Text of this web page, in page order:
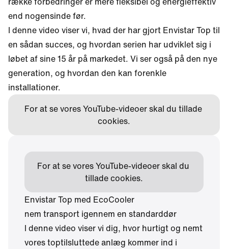
end nogensinde før.
I denne video viser vi, hvad der har gjort Envistar Top til
en sådan succes, og hvordan serien har udviklet sig i
løbet af sine 15 år på markedet. Vi ser også på den nye
generation, og hvordan den kan forenkle
installationer.
For at se vores YouTube-videoer skal du tillade
cookies.
For at se vores YouTube-videoer skal du
tillade cookies.
Envistar Top med EcoCooler
nem transport igennem en standarddør
I denne video viser vi dig, hvor hurtigt og nemt
vores toptilsluttede anlæg kommer ind i